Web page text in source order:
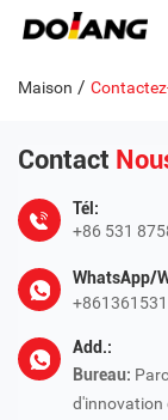
Maison /
Contact
Tél:
+86 531
WhatsApp/
Add.:
Bureau:
d'innovation